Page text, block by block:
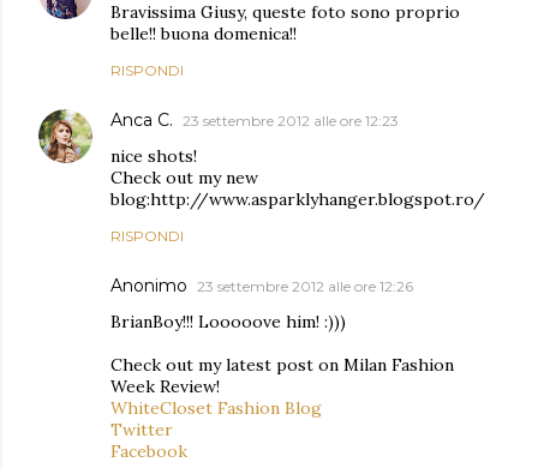
Bravissima Giusy, queste foto sono proprio
belle!! buona domenica!!
RISPONDI
Anca C. 23 settembre 2012 alle ore 12:23
nice shots!
Check out my new
blog:http://www.asparklyhanger.blogspot.ro/
RISPONDI
Anonimo 23 settembre 2012 alle ore 12:26
BrianBoy!!! Looooove him! :)))
Check out my latest post on Milan Fashion
Week Review!
WhiteCloset Fashion Blog
Twitter
Facebook